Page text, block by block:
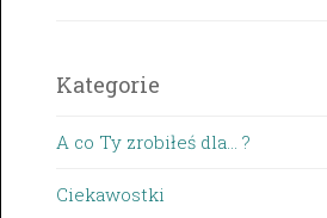
Kategorie
A co Ty zrobiłeś dla… ?
Ciekawostki